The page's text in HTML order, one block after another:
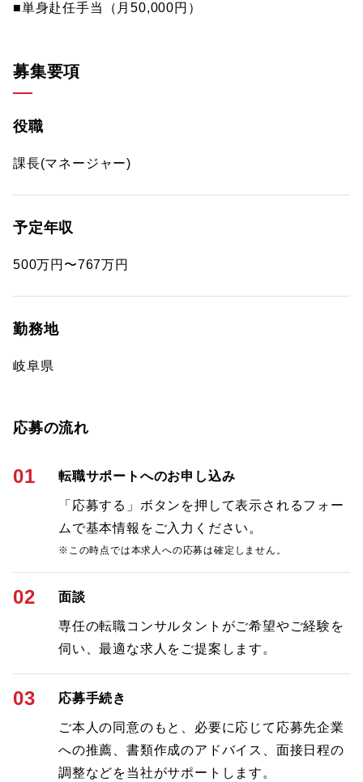
■単身赴任手当（月50,000円）
募集要項
役職
課長(マネージャー)
予定年収
500万円〜767万円
勤務地
岐阜県
応募の流れ
01 転職サポートへのお申し込み
「応募する」ボタンを押して表示されるフォー
ムで基本情報をご入力ください。
※この時点では本求人への応募は確定しません。
02 面談
専任の転職コンサルタントがご希望やご経験を
伺い、最適な求人をご提案します。
03 応募手続き
ご本人の同意のもと、必要に応じて応募先企業
への推薦、書類作成のアドバイス、面接日程の
調整などを当社がサポートします。